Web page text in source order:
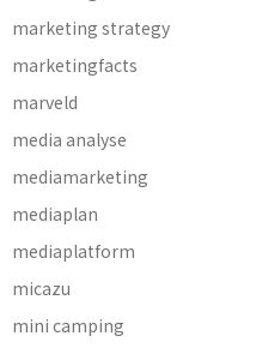
marketing strategy
marketingfacts
marveld
media analyse
mediamarketing
mediaplan
mediaplatform
micazu
mini camping